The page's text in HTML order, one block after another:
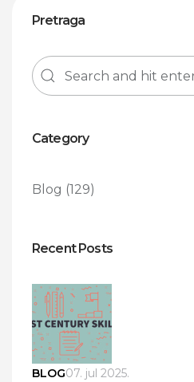
Pretraga
Category
Blog (129)
Recent Posts
BLOG07. jul 2025.